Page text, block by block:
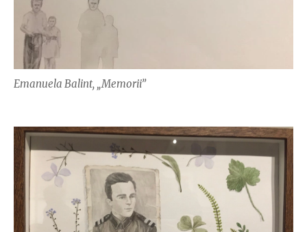
Emanuela Balint, „Memorii”